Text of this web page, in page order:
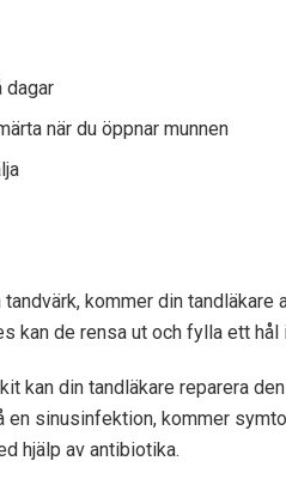
dagar
när du öppnar munnen
kommer din
kan de rensa ut och fylla ett hål
kan din tandläkare reparera
en sinusinfektion, kommer
hjälp av antibiotika.